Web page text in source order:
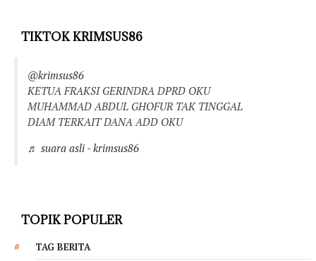
TIKTOK KRIMSUS86
@krimsus86
KETUA FRAKSI GERINDRA DPRD OKU
MUHAMMAD ABDUL GHOFUR TAK TINGGAL
DIAM TERKAIT DANA ADD OKU
♬ suara asli - krimsus86
TOPIK POPULER
TAG BERITA